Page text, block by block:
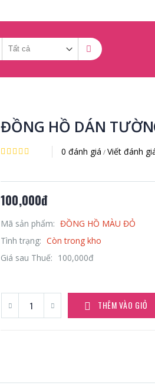
ĐỒNG HỒ DÁN
0 đánh giá /Viết đánh
100,000đ
Mã sản phẩm: ĐỒNG HỒ MÀU ĐỎ
Tình trạng: Còn trong kho
Giá sau Thuế: 100,000đ
THÊM VÀO GIỎ